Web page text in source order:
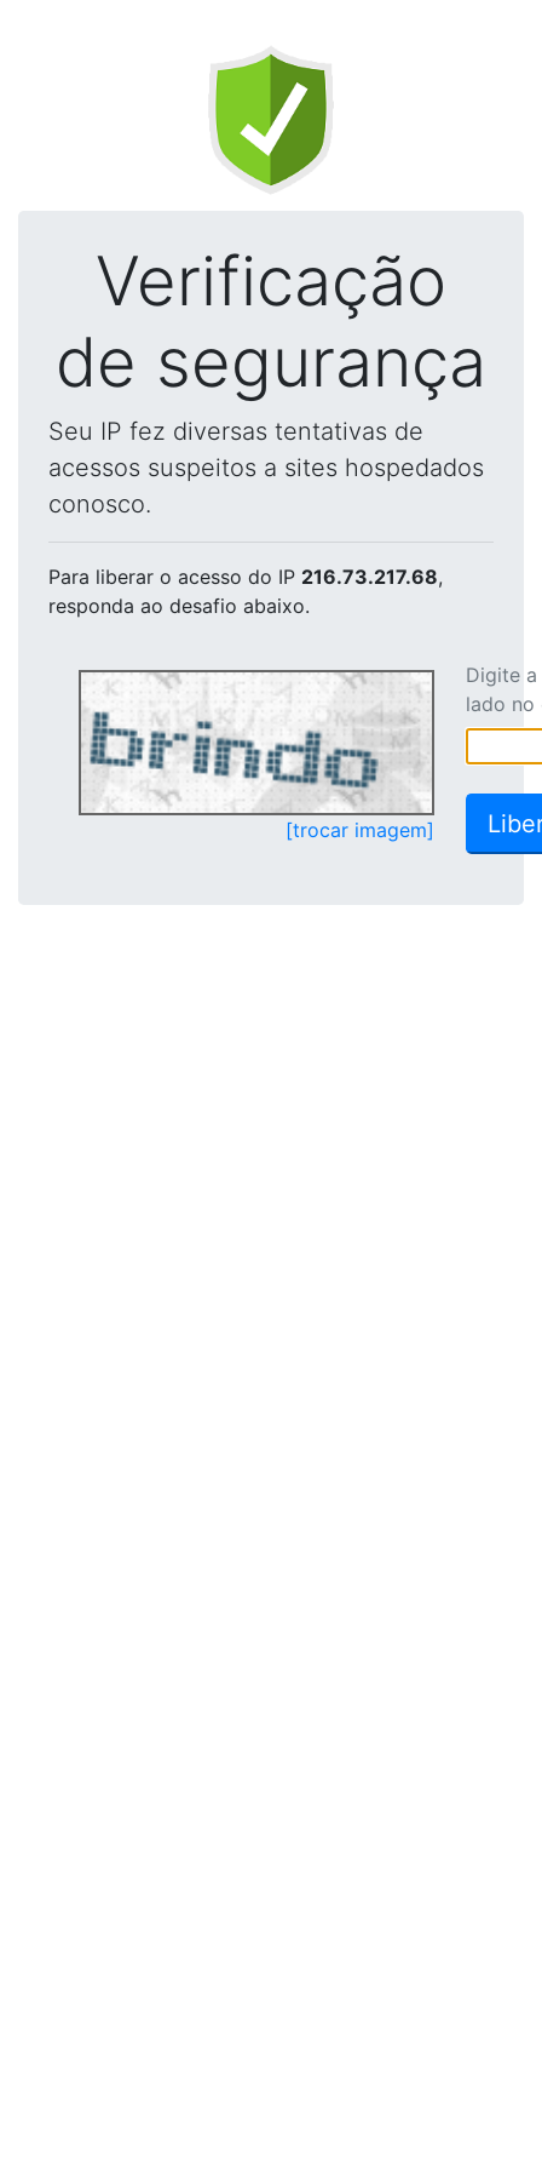
Verificação
de segurança
Seu IP fez diversas tentativas de
acessos suspeitos a sites hospedados
conosco.
Para liberar o acesso do IP 216.73.217.68,
responda ao desafio abaixo.
[trocar imagem]
Digite
lado no